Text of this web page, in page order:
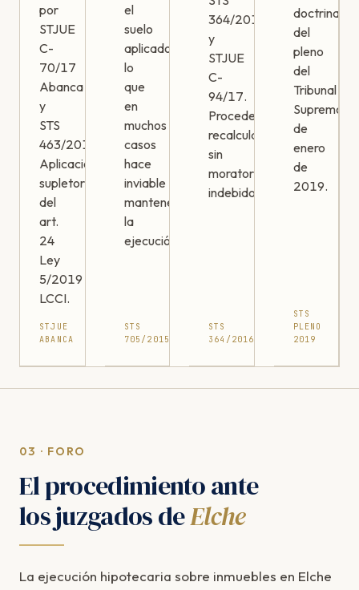
por
STJUE
C-
70/17
Abanca
y
STS
463/2019.
Aplicación
supletoria
del
art.
24
Ley
5/2019
LCCI.
STJUE
ABANCA
el
suelo
aplicado,
lo
que
en
muchos
casos
hace
inviable
mantener
la
ejecución.
STS
705/2015
364/2016
y
STJUE
C-
94/17.
Procede
recalcular
sin
moratorios
indebidos.
STS
364/2016
doctrina
del
pleno
del
Tribunal
Supremo
de
enero
de
2019.
STS
PLENO
2019
03 · FORO
El procedimiento ante
los juzgados deElche
La ejecución hipotecaria sobre inmuebles en Elche